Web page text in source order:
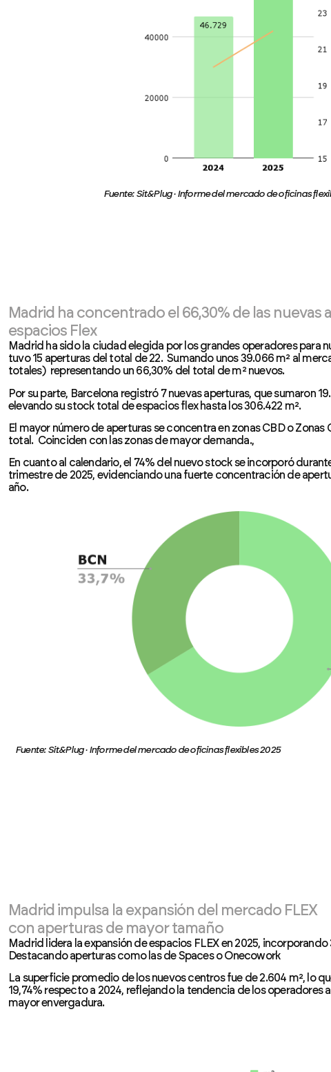
Fuente: Sit&Plug · Informe del mercado de oficinas
Madrid ha concentrado el 66,30% de las nuevas
espacios Flex
Madrid ha sido la ciudad elegida por los grandes operadores para
tuvo 15 aperturas del total de 22. Sumando unos 39.066 m² al
totales) representando un 66,30% del total de m² nuevos.
Por su parte, Barcelona registró 7 nuevas aperturas, que sumaron
elevando su stock total de espacios flex hasta los 306.422 m².
El mayor número de aperturas se concentra en zonas CBD o Zonas
total. Coinciden con las zonas de mayor demanda.,
En cuanto al calendario, el 74% del nuevo stock se incorporó
trimestre de 2025, evidenciando una fuerte concentración de
año.
Fuente: Sit&Plug · Informe del mercado de oficinas flexibles 2025
Madrid impulsa la expansión del mercado FLEX
con aperturas de mayor tamaño
Madrid lidera la expansión de espacios FLEX en 2025, incorporando
Destacando aperturas como las de Spaces o Onecowork
La superficie promedio de los nuevos centros fue de 2.604 m², lo
19,74% respecto a 2024, reflejando la tendencia de los operadores
mayor envergadura.